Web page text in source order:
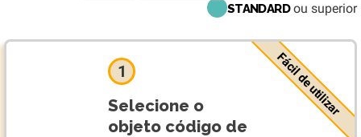
STANDARDou superior
Fácil de utilizar
1
Selecione o
objeto código de